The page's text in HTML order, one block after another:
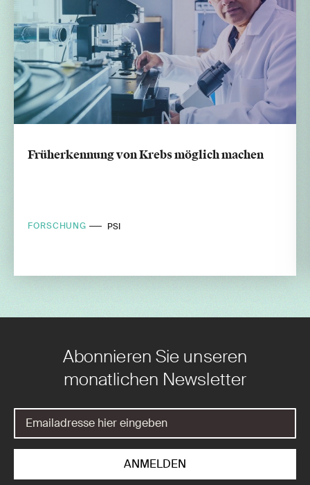
Früherkennung von Krebs möglich machen
FORSCHUNG PSI
Abonnieren Sie unseren
monatlichen Newsletter